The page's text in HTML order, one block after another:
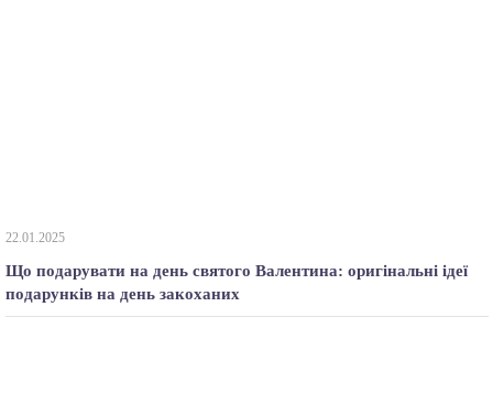
22.01.2025
Що подарувати на день святого Валентина: оригінальні ідеї
подарунків на день закоханих